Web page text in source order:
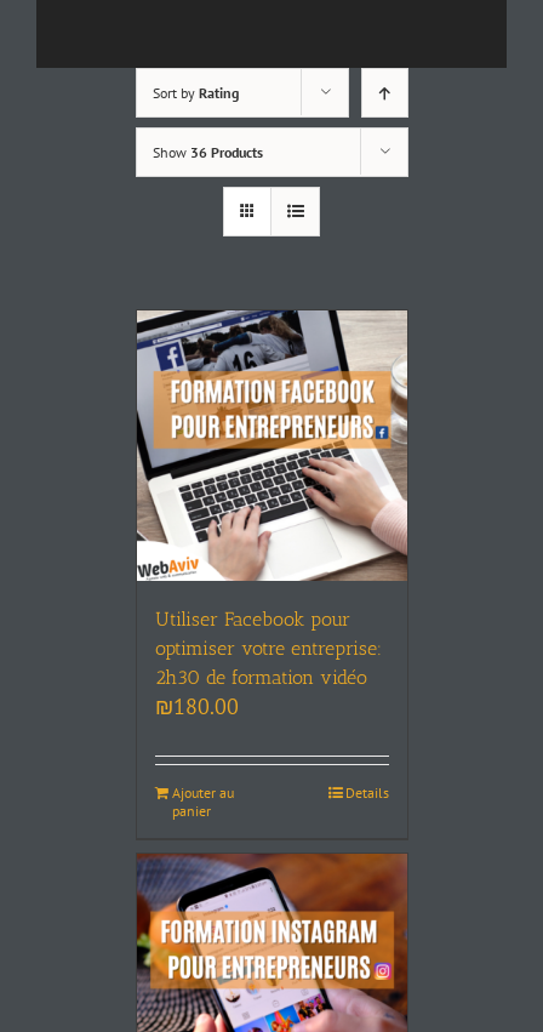
Sort by Rating
Show 36 Products
Utiliser Facebook pour
optimiser votre entreprise:
2h30 de formation vidéo
₪180.00
Ajouter au
panier
Details